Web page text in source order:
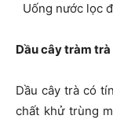
Uống nước lọc
Dầu cây tràm trà
Dầu cây trà có
chất khử trùng